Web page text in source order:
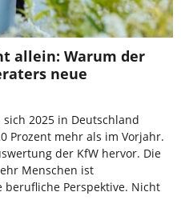
allein: Warum der
neue
2025 in Deutschland
Prozent mehr als im Vorjahr.
der KfW hervor. Die
Menschen ist
Perspektive. Nicht